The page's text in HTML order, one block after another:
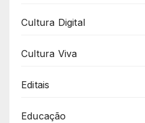
Cultura Digital
Cultura Viva
Editais
Educação